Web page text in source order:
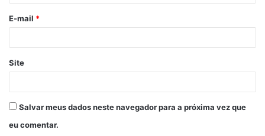
*
E-mail *
Site
Salvar meus dados neste navegador para a próxima vez que
eu comentar.